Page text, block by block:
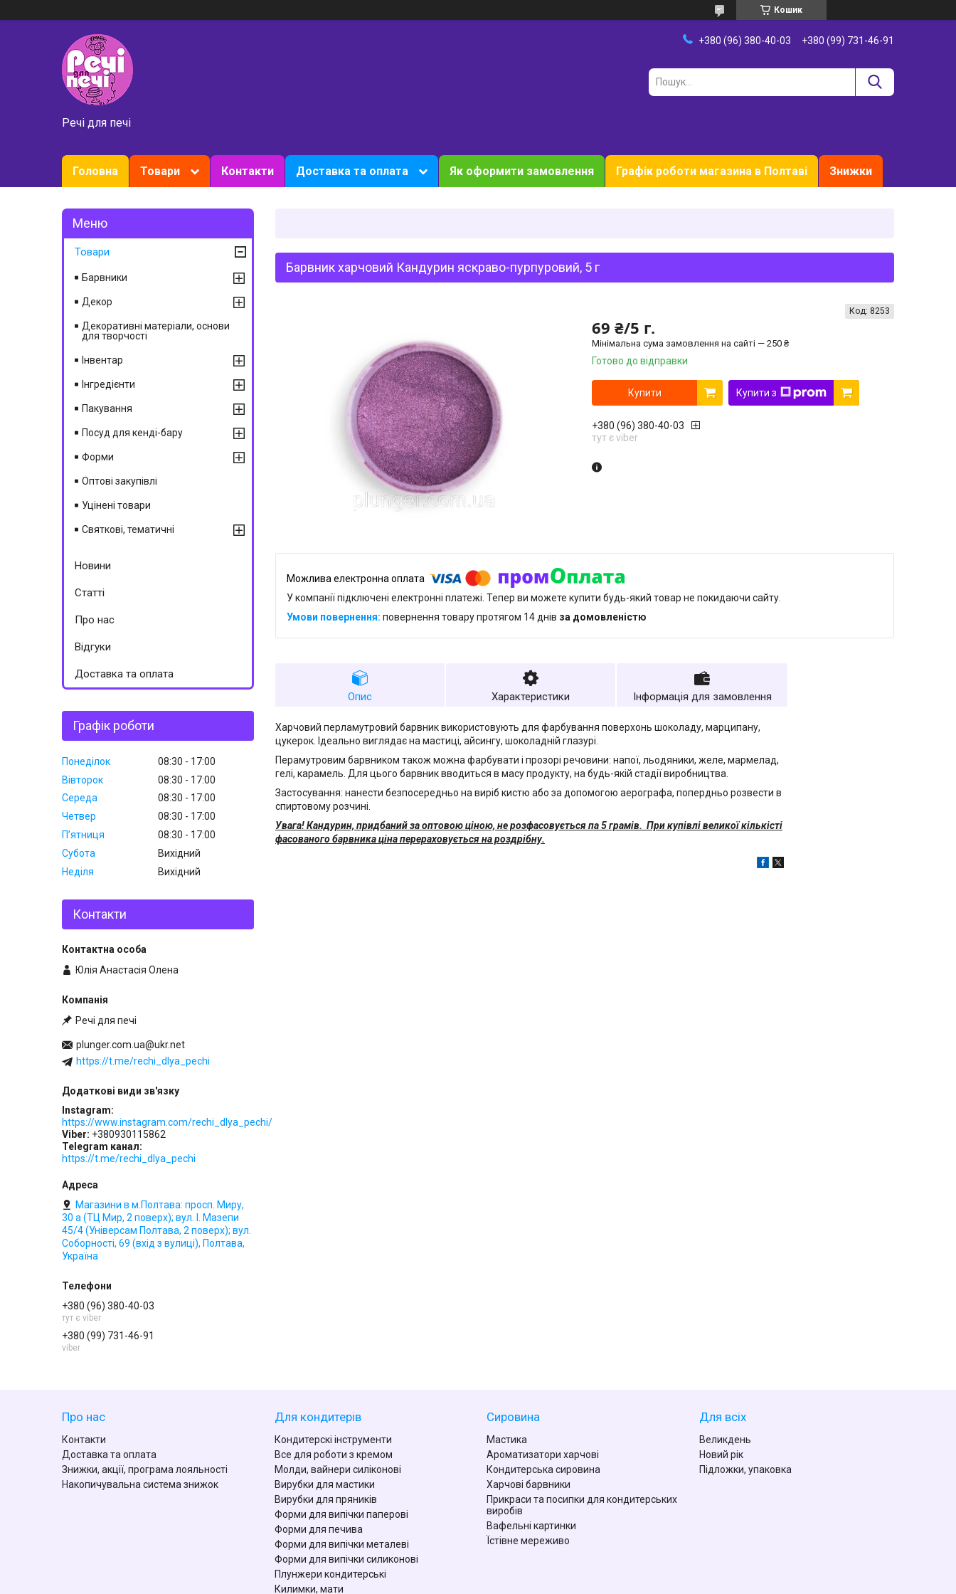
Кошик
Речі для печі
+380 (96) 380-40-03 +380 (99) 731-46-91
Головна Товари Контакти Доставка та оплата Як оформити замовлення Графік роботи магазина в Полтаві Знижки
Барвник харчовий Кандурин яскраво-пурпуровий, 5 г
69 ₴/5 г.
Мінімальна сума замовлення на сайті — 250 ₴
Готово до відправки
Код: 8253
Купити Купити з
+380 (96) 380-40-03
тут є viber
У компанії підключені електронні платежі. Тепер ви можете купити будь-який товар не покидаючи сайту.
повернення товару протягом 14 днів за домовленістю
Опис Характеристики Інформація для замовлення
Харчовий перламутровий барвник використовують для фарбування поверхонь шоколаду, марципану,
цукерок. Ідеально виглядає на мастиці, айсингу, шоколадній глазурі.
Перамутровим барвником також можна фарбувати і прозорі речовини: напої, льодяники, желе, мармелад,
гелі, карамель. Для цього барвник вводиться в масу продукту, на будь-якій стадії виробництва.
Застосування: нанести безпосередньо на виріб кистю або за допомогою аерографа, попердньо розвести в
спиртовому розчині.
Увага! Кандурин, придбаний за оптовою ціною, не розфасовується па 5 грамів. При купівлі великої кількісті
фасованого барвника ціна перераховується на роздрібну.
Товари
Барвники
Декор
Декоративні матеріали, основи
для творчості
Інвентар
Інгредієнти
Пакування
Посуд для кенді-бару
Форми
Оптові закупівлі
Уцінені товари
Святкові, тематичні
Новини
Статті
Про нас
Відгуки
Доставка та оплата
Графік роботи
Понеділок 08:30
17:00
Вівторок
08:30
17:00
Середа
08:30
17:00
Четвер
08:30
17:00
Пʼятниця
08:30
17:00
Субота
Вихідний
Неділя
Вихідний
Контакти
Юлія Анастасія Олена
Речі для печі
plunger.com.ua@ukr.net
https://t.me/rechi_dlya_pechi
Instagram
https://www.instagram.com/rechi_dlya_pechi/
Viber +380930115862
Telegram канал
https://t.me/rechi_dlya_pechi
Магазини в м.Полтава: просп. Миру,
30 а (ТЦ Мир, 2 поверх); вул. І. Мазепи
45/4 (Універсам Полтава, 2 поверх); вул.
Соборності, 69 (вхід з вулиці), Полтава,
Україна
+380 (96) 380-40-03
тут є viber
+380 (99) 731-46-91
viber
Про нас
Контакти
Доставка та оплата
Знижки, акції, програма лояльності
Накопичувальна система знижок
Для кондитерів
Кондитерскі інструменти
Все для роботи з кремом
Молди, вайнери силіконові
Вирубки для мастики
Вирубки для пряників
Форми для випічки паперові
Форми для печива
Форми для випічки металеві
Форми для випічки силиконові
Плунжери кондитерські
Килимки, мати
Сировина
Мастика
Ароматизатори харчові
Кондитерська сировина
Харчові барвники
Прикраси та посипки для кондитерських
виробів
Вафельні картинки
Їстівне мереживо
Для всіх
Великдень
Новий рік
Підложки, упаковка